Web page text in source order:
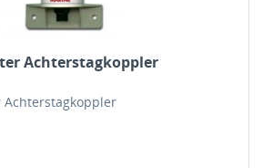
Achterstagkoppler
Achterstagkoppler